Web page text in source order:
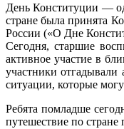
День Конституции —
стране была принята
России («О Дне
Сегодня, старшие
активное участие в
участники
ситуации, которые
Ребята помладше
путешествие по